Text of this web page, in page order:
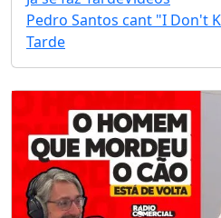
Pedro Santos cant "I Don't
Tarde